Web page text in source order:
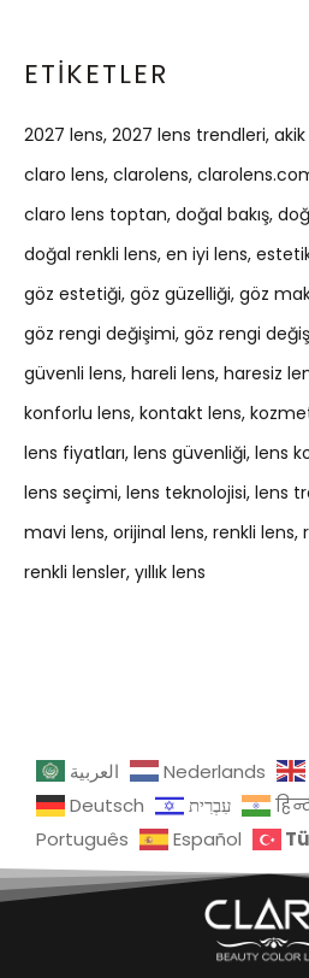
ETIKETLER
2027 lens 2027 lens trendleri
claro lens clarolens
claro lens toptan doğal bakış
doğal renkli lens en iyi lens
göz estetiği göz güzelliği göz
göz rengi değişimi göz rengi
güvenli lens hareli lens haresiz
konforlu lens kontakt lens
lens fiyatları lens güvenliği lens
lens seçimi lens teknolojisi lens
mavi lens orijinal lens renkli lens
renkli lensler yıllık lens
العربية Nederlands
Deutsch
עִבְרִית
Português
Español